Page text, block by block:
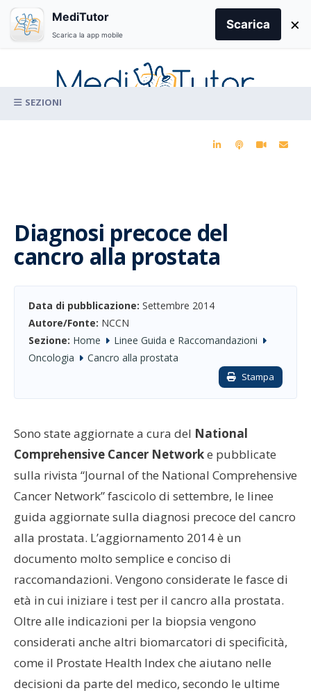
content
Diagnosi precoce del
cancro alla prostata
Data di pubblicazione: Settembre 2014
Autore/Fonte: NCCN
Sezione: Home
Linee Guida e Raccomandazioni
Oncologia
Cancro alla prostata
Stampa
Sono state aggiornate a cura del National
Comprehensive Cancer Networke pubblicate
sulla rivista “Journal of the National Comprehensive
Cancer Network” fascicolo di settembre, le linee
guida aggiornate sulla diagnosi precoce del cancro
alla prostata. L’aggiornamento 2014 è un
documento molto semplice e conciso di
raccomandazioni. Vengono considerate le fasce di
età in cui iniziare i test per il cancro alla prostata.
Oltre alle indicazioni per la biopsia vengono
considerati anche altri biomarcatori di specificità,
come il Prostate Health Index che aiutano nelle
decisioni da parte del medico, secondo le ultime
for:
MediTutor
Scarica la app mobile
Scarica ×